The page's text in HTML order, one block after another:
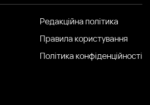
Редакційна політика
Правила користування
Політика конфіденційності